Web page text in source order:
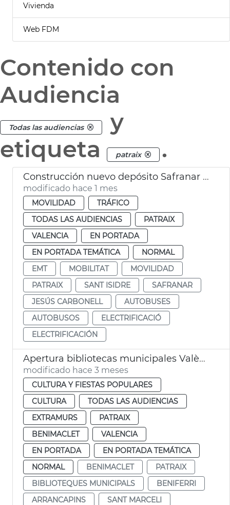
Vivienda
Web FDM
Contenido con
Audiencia
Todas las audiencias
y
etiqueta
patraix .
Construcción nuevo depósito Safranar EMT València
modificado hace 1 mes
MOVILIDAD
TRÁFICO
TODAS LAS AUDIENCIAS
PATRAIX
VALENCIA
EN PORTADA
EN PORTADA TEMÁTICA
NORMAL
EMT
MOBILITAT
MOVILIDAD
PATRAIX
SANT ISIDRE
SAFRANAR
JESÚS CARBONELL
AUTOBUSES
AUTOBUSOS
ELECTRIFICACIÓ
ELECTRIFICACIÓN
Apertura bibliotecas municipales València 24 horas por exámenes
modificado hace 3 meses
CULTURA Y FIESTAS POPULARES
CULTURA
TODAS LAS AUDIENCIAS
EXTRAMURS
PATRAIX
BENIMACLET
VALENCIA
EN PORTADA
EN PORTADA TEMÁTICA
NORMAL
BENIMACLET
PATRAIX
BIBLIOTEQUES MUNICIPALS
BENIFERRI
ARRANCAPINS
SANT MARCELI